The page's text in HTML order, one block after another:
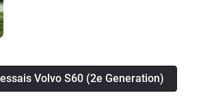
Volvo S60 (2e Generation)